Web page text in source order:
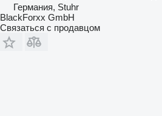
Германия, Stuhr
BlackForxx GmbH
Связаться с продавцом